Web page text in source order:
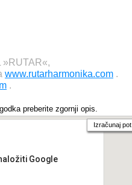
»RUTAR«,
www.rutarharmonika.com .
.
preberite zgornji opis.
Google
Izračunaj pot